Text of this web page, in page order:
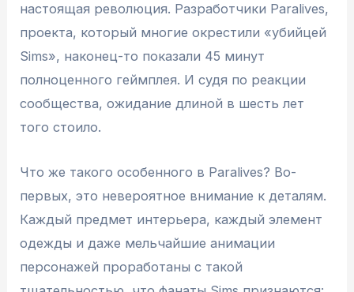
настоящая революция. Разработчики Paralives,
проекта, который многие окрестили «убийцей
Sims», наконец-то показали 45 минут
полноценного геймплея. И судя по реакции
сообщества, ожидание длиной в шесть лет
того стоило.
Что же такого особенного в Paralives? Во-
первых, это невероятное внимание к деталям.
Каждый предмет интерьера, каждый элемент
одежды и даже мельчайшие анимации
персонажей проработаны с такой